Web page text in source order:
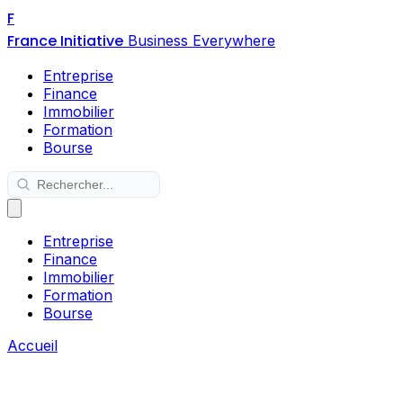
F
France Initiative Business Everywhere
Entreprise
Finance
Immobilier
Formation
Bourse
Entreprise
Finance
Immobilier
Formation
Bourse
Accueil